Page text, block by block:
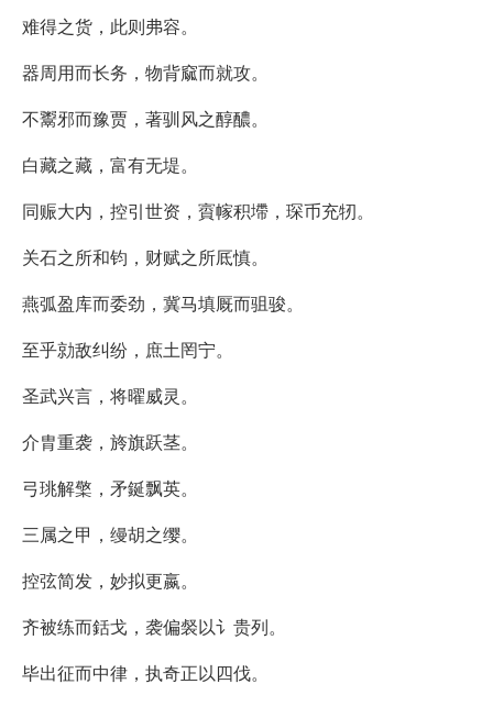
难得之货，此则弗容。
器周用而长务，物背窳而就攻。
不鬻邪而豫贾，著驯风之醇醲。
白藏之藏，富有无堤。
同赈大内，控引世资，賨幏积墆，琛币充牣。
关石之所和钧，财赋之所厎慎。
燕弧盈库而委劲，冀马填厩而驵骏。
至乎勍敌纠纷，庶土罔宁。
圣武兴言，将曜威灵。
介胄重袭，旍旗跃茎。
弓珧解檠，矛鋋飘英。
三属之甲，缦胡之缨。
控弦简发，妙拟更嬴。
齐被练而銛戈，袭偏裻以讠贵列。
毕出征而中律，执奇正以四伐。